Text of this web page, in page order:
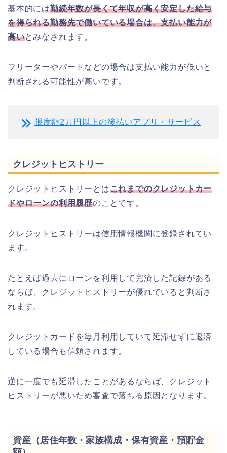
基本的には勤続年数が長くて年収が高く安定した給与
を得られる勤務先で働いている場合は、支払い能力が
高いとみなされます。
フリーターやパートなどの場合は支払い能力が低いと
判断される可能性が高いです。
限度額2万円以上の後払いアプリ・サービス
クレジットヒストリー
クレジットヒストリーとはこれまでのクレジットカー
ドやローンの利用履歴のことです。
クレジットヒストリーは信用情報機関に登録されてい
ます。
たとえば過去にローンを利用して完済した記録がある
ならば、クレジットヒストリーが優れていると判断さ
れます。
クレジットカードを毎月利用していて延滞せずに返済
している場合も信頼されます。
逆に一度でも延滞したことがあるならば、クレジット
ヒストリーが悪いため審査で落ちる原因となります。
資産（居住年数・家族構成・保有資産・預貯金